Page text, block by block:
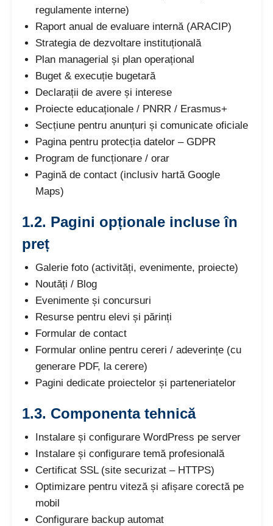
regulamente interne)
Raport anual de evaluare internă (ARACIP)
Strategia de dezvoltare instituțională
Plan managerial și plan operațional
Buget & execuție bugetară
Declarații de avere și interese
Proiecte educaționale / PNRR / Erasmus+
Secțiune pentru anunțuri și comunicate oficiale
Pagina pentru protecția datelor – GDPR
Program de funcționare / orar
Pagină de contact (inclusiv hartă Google
Maps)
1.2. Pagini opționale incluse în
preț
Galerie foto (activități, evenimente, proiecte)
Noutăți / Blog
Evenimente și concursuri
Resurse pentru elevi și părinți
Formular de contact
Formular online pentru cereri / adeverințe (cu
generare PDF, la cerere)
Pagini dedicate proiectelor și parteneriatelor
1.3. Componenta tehnică
Instalare și configurare WordPress pe server
Instalare și configurare temă profesională
Certificat SSL (site securizat – HTTPS)
Optimizare pentru viteză și afișare corectă pe
mobil
Configurare backup automat